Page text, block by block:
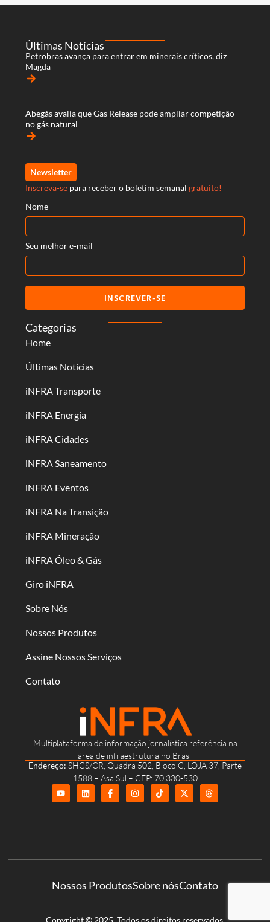
Multiplataforma de informação jornalística referência na
área de infraestrutura no Brasil
Endereço: SHCS/CR, Quadra 502, Bloco C, LOJA 37, Parte
1588 – Asa Sul – CEP: 70.330-530
Categorias
Home
Últimas Notícias
iNFRA Transporte
iNFRA Energia
iNFRA Cidades
iNFRA Saneamento
iNFRA Eventos
iNFRA Na Transição
iNFRA Mineração
iNFRA Óleo & Gás
Giro iNFRA
Sobre Nós
Nossos Produtos
Assine Nossos Serviços
Contato
Últimas Notícias
Petrobras avança para entrar em minerais críticos, diz
Magda
arrow_forward
Abegás avalia que Gas Release pode ampliar competição
no gás natural
arrow_forward
Newsletter
Inscreva-se para receber o boletim semanal gratuito!
Nome
Seu melhor e-mail
INSCREVER-SE
Nossos ProdutosSobre nósContato